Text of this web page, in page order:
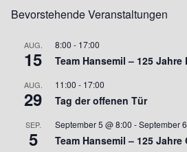
Bevorstehende Veranstaltungen
AUG.
15
8:00 - 17:00
Team Hansemil – 125 Jahre
AUG.
29
11:00 - 17:00
Tag der offenen Tür
SEP.
5
September 5 @ 8:00 -September
Team Hansemil – 125